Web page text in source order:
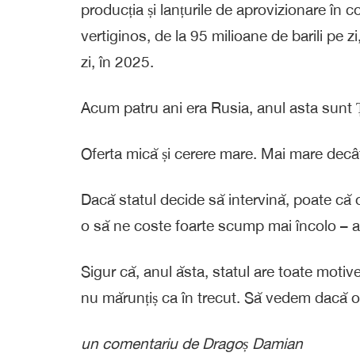
producția și lanțurile de aprovizionare în
vertiginos, de la 95 milioane de barili pe
zi, în 2025.
Acum patru ani era Rusia, anul asta sunt
Oferta mică și cerere mare. Mai mare
Dacă statul decide să intervină, poate
o să ne coste foarte scump mai încolo –
Sigur că, anul ăsta, statul are toate
nu mărunțiș ca în trecut. Să vedem dacă
un comentariu de Dragoș Damian